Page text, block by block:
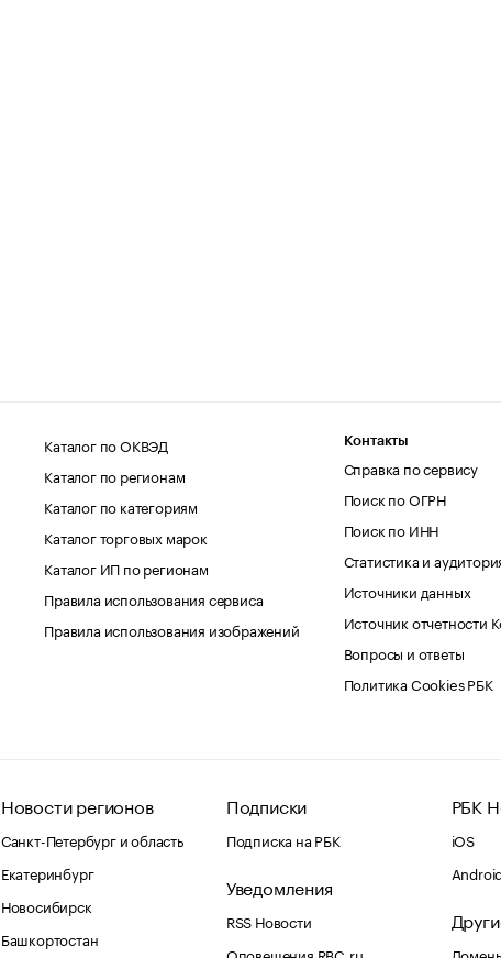
Каталог по ОКВЭД
Каталог по регионам
Каталог по категориям
Каталог торговых марок
Каталог ИП по регионам
Правила использования сервиса
Правила использования изображений
Контакты
Справка по сервису
Поиск по ОГРН
Поиск по ИНН
Статистика и
Источники данных
Источник отчетности
Вопросы и ответы
Политика Cookies РБК
Новости регионов
Санкт-Петербург и область
Екатеринбург
Новосибирск
Башкортостан
Подписки
Подписка на РБК
Уведомления
RSS Новости
Оповещения RBC.ru
РБК
iOS